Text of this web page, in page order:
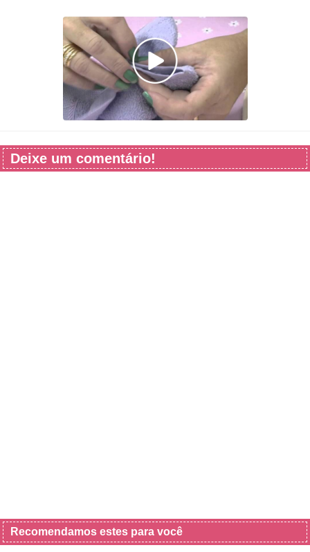
Deixe um comentário!
Recomendamos estes para você